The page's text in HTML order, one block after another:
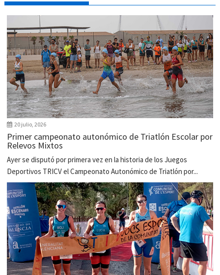
20 julio, 2026
Primer campeonato autonómico de Triatlón Escolar por
Relevos Mixtos
Ayer se disputó por primera vez en la historia de los Juegos
Deportivos TRICV el Campeonato Autonómico de Triatlón por...